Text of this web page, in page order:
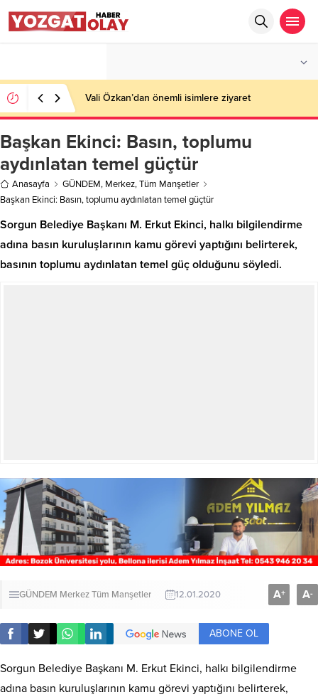
Vali Özkan’dan önemli isimlere ziyaret
Başkan Ekinci: Basın, toplumu
aydınlatan temel güçtür
Anasayfa GÜNDEM, Merkez,Tüm Manşetler
Başkan Ekinci: Basın, toplumu aydınlatan temel güçtür
Sorgun Belediye Başkanı M. Erkut Ekinci, halkı bilgilendirme
adına basın kuruluşlarının kamu görevi yaptığını belirterek,
basının toplumu aydınlatan temel güç olduğunu söyledi.
GÜNDEM MerkezTüm Manşetler 12.01.2020 A+ A-
ABONE OL
Sorgun Belediye Başkanı M. Erkut Ekinci, halkı bilgilendirme
adına basın kuruluşlarının kamu görevi yaptığını belirterek,